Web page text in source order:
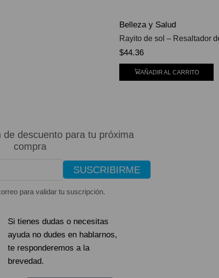
Belleza y Salud
Rayito de sol – Resaltador
$44.36
AÑADIR AL CARRITO
de descuento para tu próxima
compra
SUSCRIBIRME
para validar tu suscripción.
Si tienes dudas o necesitas
ayuda no dudes en hablarnos,
te responderemos a la
brevedad.